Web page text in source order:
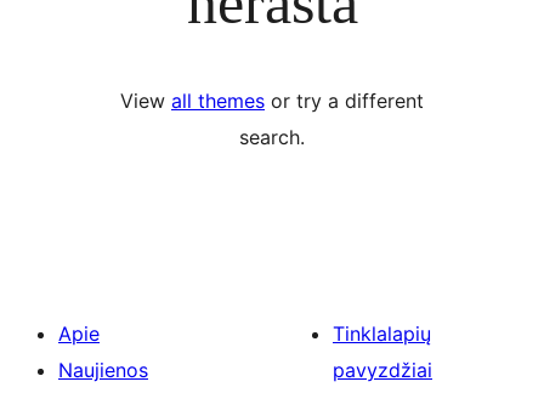
View all themes or try a different
search.
Apie
Naujienos
Tinklalapių
pavyzdžiai